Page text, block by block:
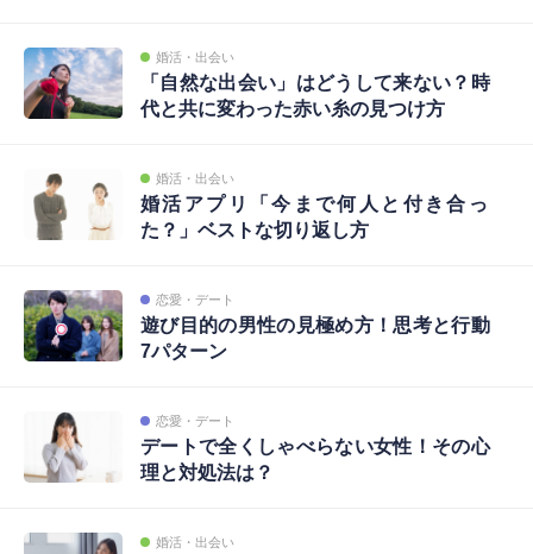
婚活・出会い
「自然な出会い」はどうして来ない？時
代と共に変わった赤い糸の見つけ方
婚活・出会い
婚活アプリ「今まで何人と付き合っ
た？」ベストな切り返し方
恋愛・デート
遊び目的の男性の見極め方！思考と行動
7パターン
恋愛・デート
デートで全くしゃべらない女性！その心
理と対処法は？
婚活・出会い